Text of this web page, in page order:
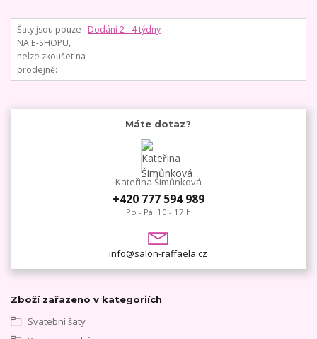
Šaty jsou pouze
NA E-SHOPU,
nelze zkoušet na
prodejně
Dodání 2 - 4 týdny
Máte dotaz?
Kateřina Šimůnková
+420 777 594 989
Po - Pá: 10 - 17 h
info@salon-raffaela.cz
Zboží zařazeno v kategoriích
Svatební šaty